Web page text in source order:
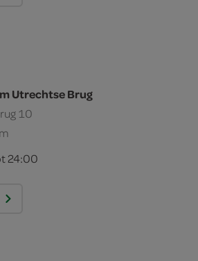
Utrechtse Brug
10
24:00